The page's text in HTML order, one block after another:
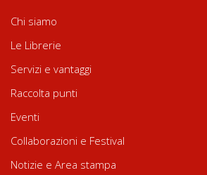
Chi siamo
Le Librerie
Servizi e vantaggi
Raccolta punti
Eventi
Collaborazioni e Festival
Notizie e Area stampa